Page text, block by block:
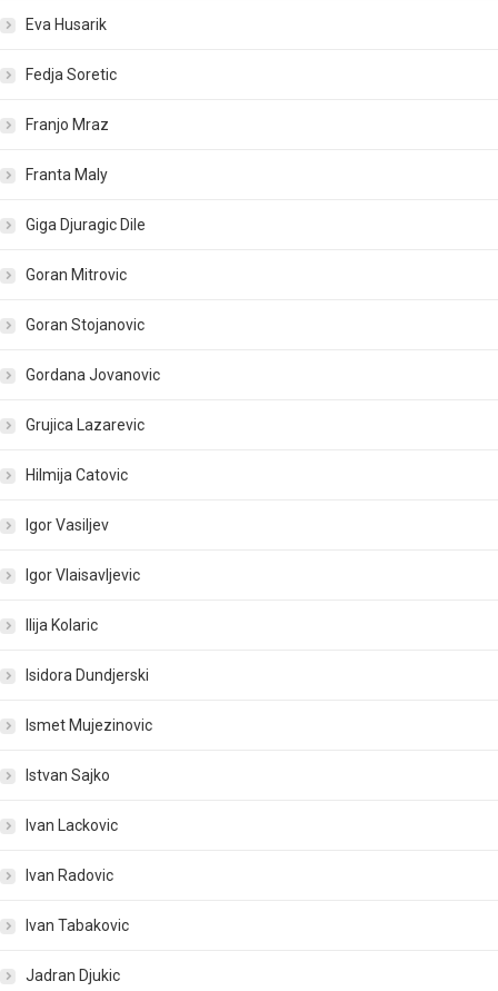
Eva Husarik
Fedja Soretic
Franjo Mraz
Franta Maly
Giga Djuragic Dile
Goran Mitrovic
Goran Stojanovic
Gordana Jovanovic
Grujica Lazarevic
Hilmija Catovic
Igor Vasiljev
Igor Vlaisavljevic
Ilija Kolaric
Isidora Dundjerski
Ismet Mujezinovic
Istvan Sajko
Ivan Lackovic
Ivan Radovic
Ivan Tabakovic
Jadran Djukic